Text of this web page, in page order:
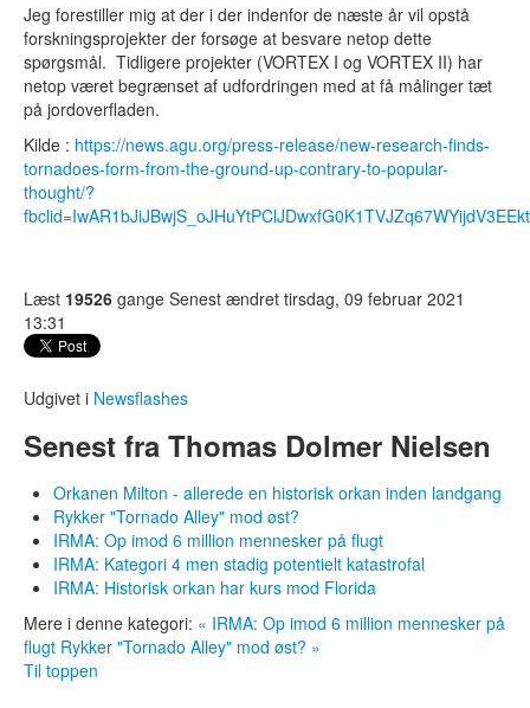
Jeg forestiller mig at der i der indenfor de næste år vil opstå
forskningsprojekter der forsøge at besvare netop dette
spørgsmål. Tidligere projekter (VORTEX I og VORTEX II) har
netop været begrænset af udfordringen med at få målinger tæt
på jordoverfladen.
Kilde : https://news.agu.org/press-release/new-research-finds-
tornadoes-form-from-the-ground-up-contrary-to-popular-
thought/?
Læst 19526 gange Senest ændret tirsdag, 09 februar 2021
13:31
Udgivet i Newsflashes
Senest fra Thomas Dolmer Nielsen
Orkanen Milton - allerede en historisk orkan inden landgang
Rykker "Tornado Alley" mod øst?
IRMA: Op imod 6 million mennesker på flugt
IRMA: Kategori 4 men stadig potentielt katastrofal
IRMA: Historisk orkan har kurs mod Florida
Mere i denne kategori: « IRMA: Op imod 6 million mennesker på
flugt Rykker "Tornado Alley" mod øst? »
Til toppen